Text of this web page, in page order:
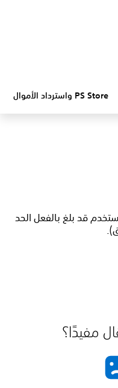
PS Store واسترداد الأموال
قد بلغ بالفعل الحد
مفيدًا؟